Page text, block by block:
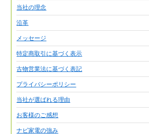
当社の理念
沿革
メッセージ
特定商取引に基づく表示
古物営業法に基づく表記
プライバシーポリシー
当社が選ばれる理由
お客様のご感想
ナビ家電の強み